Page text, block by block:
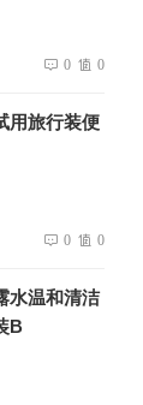
0 0
用旅行装便
0 0
水温和清洁
B